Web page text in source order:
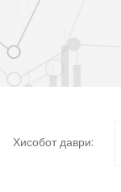
Хисобот даври: